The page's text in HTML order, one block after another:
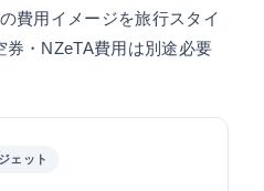
費用イメージを旅行スタイ
・NZeTA費用は別途必要
ェット